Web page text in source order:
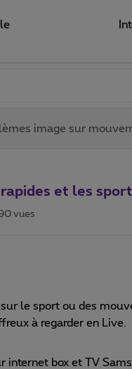
image sur
et les
vues
le sport ou des
à regarder en Live.
internet box et TV